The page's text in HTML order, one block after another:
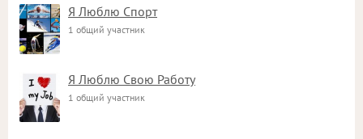
Я Люблю Спорт
1 общий участник
Я Люблю Свою Работу
1 общий участник